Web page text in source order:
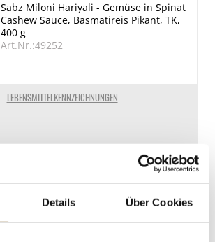
Details Über Cookies
LEBENSMITTELKENNZEICHNUNGEN
Sabz Miloni Hariyali - Gemüse in Spinat
Cashew Sauce, Basmatireis Pikant, TK,
400 g
Art.Nr.:49252
Dum Aloo Kashmiri - Kartoffeln in
Tomaten Cashew Sauce mit Jeera Reis,